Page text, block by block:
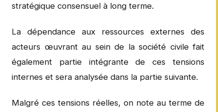
stratégique consensuel à long terme.
La dépendance aux ressources externes des
acteurs œuvrant au sein de la société civile fait
également partie intégrante de ces tensions
internes et sera analysée dans la partie suivante.
Malgré ces tensions réelles, on note au terme de